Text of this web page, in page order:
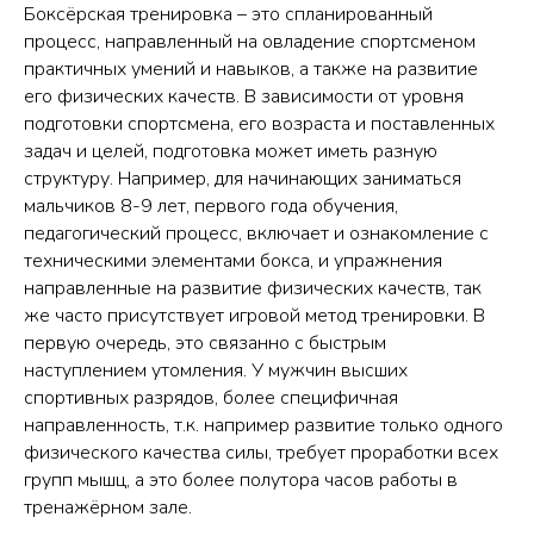
Боксёрская тренировка – это спланированный
процесс, направленный на овладение спортсменом
практичных умений и навыков, а также на развитие
его физических качеств. В зависимости от уровня
подготовки спортсмена, его возраста и поставленных
задач и целей, подготовка может иметь разную
структуру. Например, для начинающих заниматься
мальчиков 8-9 лет, первого года обучения,
педагогический процесс, включает и ознакомление с
техническими элементами бокса, и упражнения
направленные на развитие физических качеств, так
же часто присутствует игровой метод тренировки. В
первую очередь, это связанно с быстрым
наступлением утомления. У мужчин высших
спортивных разрядов, более специфичная
направленность, т.к. например развитие только одного
физического качества силы, требует проработки всех
групп мышц, а это более полутора часов работы в
тренажёрном зале.